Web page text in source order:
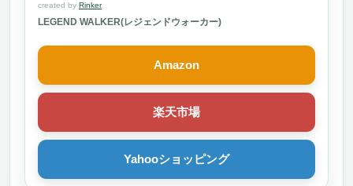
created by Rinker
LEGEND WALKER(レジェンドウォーカー)
Amazon
楽天市場
Yahooショッピング